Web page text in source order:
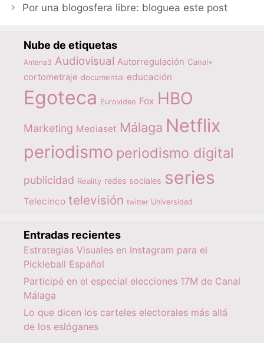
Por una blogosfera libre: bloguea este post
Nube de etiquetas
Antena3 Audiovisual Autorregulación Canal+
cortometraje documental educación
Egoteca Eurovideo Fox HBO
Marketing Mediaset Málaga Netflix
periodismo periodismo digital
publicidad Reality redes sociales series
Telecinco televisión twitter Universidad
Entradas recientes
Estrategias Visuales en Instagram para el
Pickleball Español
Participé en el especial elecciones 17M de Canal
Málaga
Lo que dicen los carteles electorales más allá
de los eslóganes